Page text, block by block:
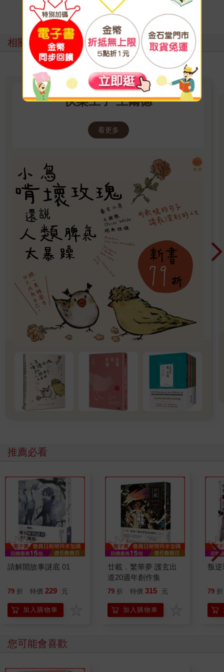
寫評價
相關主題
快樂王子 王爾德
看更多
推薦必看
請解開故事謎底 01
79 折 特價 229 元
加入購物車
廿載．繁華夢 護玄出
道20週年創作集
79 折 特價 315 元
加入購物車
叛
79 折
您可能會喜歡